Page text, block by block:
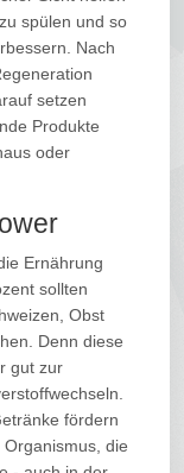
spülen und so
Nach
setzen
Produkte
oder
Ernährung
sollten
Obst
Denn diese
gut zur
fördern
die